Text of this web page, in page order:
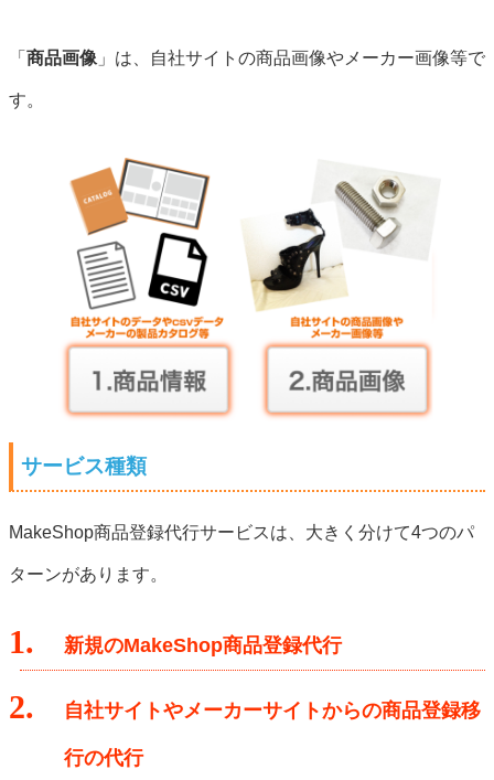
「 商品画像 」は、自社サイトの商品画像やメーカー画像等で
す。
サービス種類
MakeShop商品登録代行サービスは、大きく分けて4つのパ
ターンがあります。
1. 新規のMakeShop商品登録代行
2. 自社サイトやメーカーサイトからの商品登録移
行の代行